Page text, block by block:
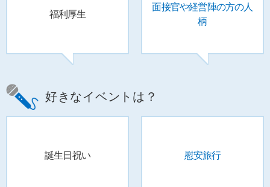
福利厚生
面接官や経営陣の方の人
柄
好きなイベントは？
誕生日祝い 慰安旅行